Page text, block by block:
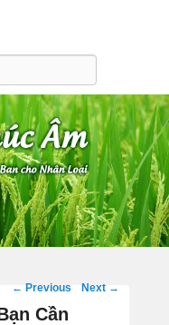
Post
navigation
← Previous Next →
Cần